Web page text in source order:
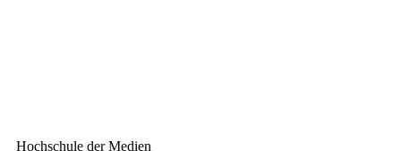
Hochschule der Medien